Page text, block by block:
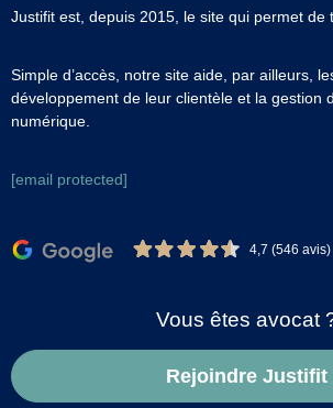
Justifit est, depuis 2015, le site qui permet de
Simple d’accès, notre site aide, par ailleurs,
développement de leur clientèle et la gestion
numérique.
[email protected]
4,7 (546 avis)
Vous êtes avocat
Rejoindre Justifit